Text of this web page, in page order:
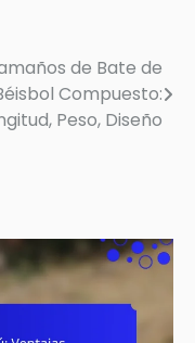
de Bate de
Compuesto:
Peso, Diseño